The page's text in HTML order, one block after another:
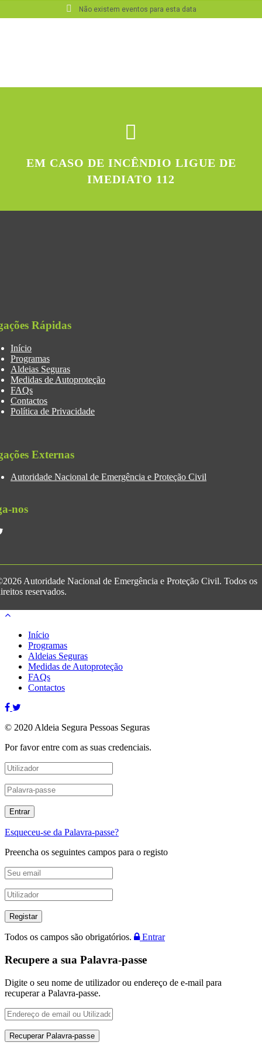
Não existem eventos para esta data
EM CASO DE INCÊNDIO LIGUE DE
IMEDIATO 112
Rápidas
Início
Programas
Aldeias Seguras
Medidas de Autoproteção
FAQs
Contactos
Política de Privacidade
Externas
Autoridade Nacional de Emergência e Proteção Civil
nos
Autoridade Nacional de Emergência e Proteção Civil. Todos os
reservados.
Início
Programas
Aldeias Seguras
Medidas de Autoproteção
FAQs
Contactos
© 2020 Aldeia Segura Pessoas Seguras
Por favor entre com as suas credenciais.
Esqueceu-se da Palavra-passe?
Preencha os seguintes campos para o registo
Todos os campos são obrigatórios. Entrar
Recupere a sua Palavra-passe
Digite o seu nome de utilizador ou endereço de e-mail para
recuperar a Palavra-passe.